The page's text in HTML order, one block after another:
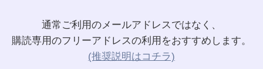
通常ご利用のメールアドレスではなく、
購読専用のフリーアドレスの利用をおすすめします。
(推奨説明はコチラ)